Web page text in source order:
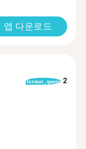
앱 다운로드
format_quote 2